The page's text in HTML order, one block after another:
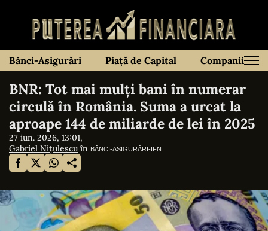
Bănci-Asigurări Piață de Capital Companii
BNR: Tot mai mulți bani în numerar
circulă în România. Suma a urcat la
aproape 144 de miliarde de lei în 2025
27 iun. 2026, 13:01,
Gabriel Nițulescu în BĂNCI-ASIGURĂRI-IFN